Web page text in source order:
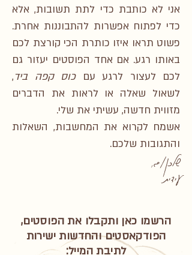
אני לא כותבת כדי לתת תשובות, אלא
כדי לפתוח אפשרות להתבוננות אחרת.
פשוט תראו איזו כותרת הכי קורצת לכם
באותו רגע. אם אחד הפוסטים יעזור גם
לכם לעצור לרגע עםכוס קפה ביד,
לשאול שאלה או לראות את הדברים
מזווית חדשה, עשיתי את שלי.
אשמח לקרוא את המחשבות, השאלות
והתגובות שלכם.
שלכן/ם,
עידית
הרשמו כאן ותקבלו את הפוסטים,
הפודקאסטים והחדשות ישירות
לתיבת המייל: